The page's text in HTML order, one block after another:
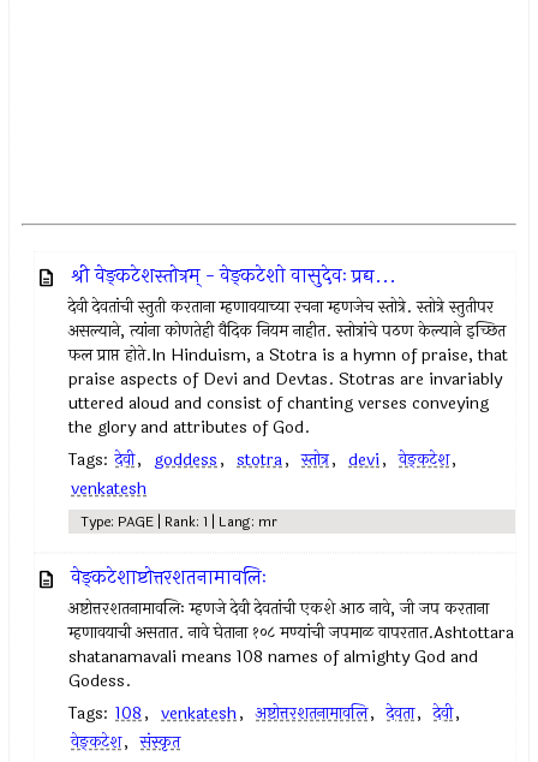
श्री वेङ्कटेशस्तोत्रम् - वेङ्कटेशो वासुदेवः प्रद्य...
देवी देवतांची स्तुती करताना म्हणावयाच्या रचना म्हणजेच स्तोत्रे. स्तोत्रे स्तुतीपर
असल्याने, त्यांना कोणतेही वैदिक नियम नाहीत. स्तोत्रांचे पठण केल्याने इच्छित
फल प्राप्त होते.In Hinduism, a Stotra is a hymn of praise, that
praise aspects of Devi and Devtas. Stotras are invariably
uttered aloud and consist of chanting verses conveying
the glory and attributes of God.
Tags: देवी, goddess, stotra, स्तोत्र, devi, वेङ्कटेश,
venkatesh
Type: PAGE | Rank: 1 | Lang: mr
वेङ्कटेशाष्टोत्तरशतनामावलिः
अष्टोत्तरशतनामावलिः म्हणजे देवी देवतांची एकशे आठ नावे, जी जप करताना
म्हणावयाची असतात. नावे घेताना १०८ मण्यांची जपमाळ वापरतात.Ashtottara
shatanamavali means 108 names of almighty God and
Godess.
Tags: 108, venkatesh, अष्टोत्तरशतनामावलि, देवता, देवी,
वेङ्कटेश, संस्कृत